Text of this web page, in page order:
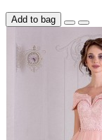
Add to bag